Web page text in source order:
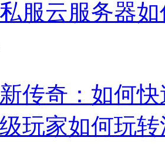
服云服务器
传奇：如何
玩家如何玩